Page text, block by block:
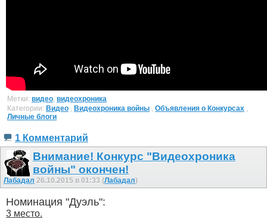
Метки: видео, видеохроника
Категории: Видео , Видеохроника войны , Объявления о Конкурсах ,
Личные блоги
1 Комментарий
Внимание! Конкурс "Видеохроника
войны" окончен!
Лабадал 26.10.2015 в 01:33 (Лабадал)
Номинация "Дуэль":
3 место.